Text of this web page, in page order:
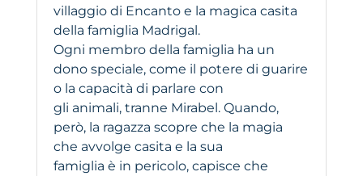
villaggio di Encanto e la magica casita
della famiglia Madrigal.
Ogni membro della famiglia ha un
dono speciale, come il potere di guarire
o la capacità di parlare con
gli animali, tranne Mirabel. Quando,
però, la ragazza scopre che la magia
che avvolge casita e la sua
famiglia è in pericolo, capisce che